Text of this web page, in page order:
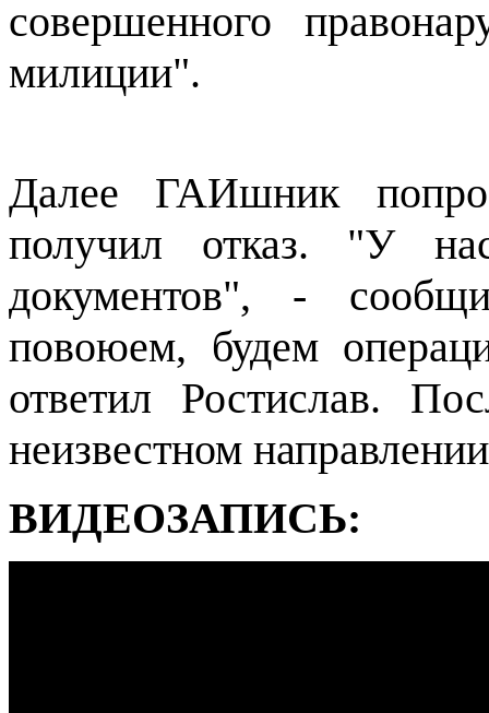
совершенного
милиции".
Далее ГАИшник
получил отказ. "У
документов", -
повоюем, будем
ответил Ростислав.
неизвестном
ВИДЕОЗАПИСЬ: